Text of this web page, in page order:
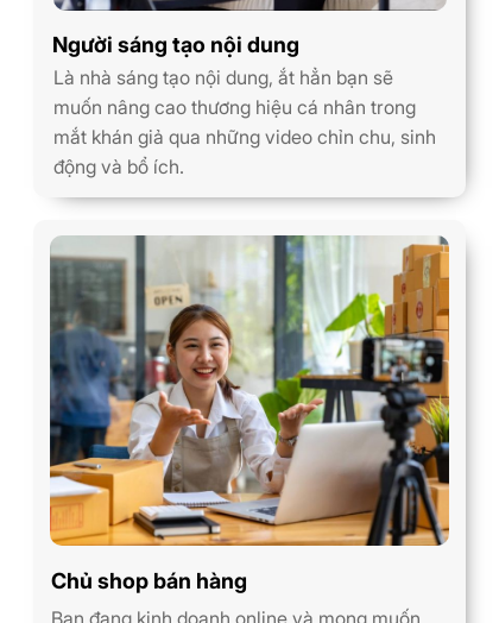
Người sáng tạo nội dung
Là nhà sáng tạo nội dung, ắt hẳn bạn sẽ
muốn nâng cao thương hiệu cá nhân trong
mắt khán giả qua những video chỉn chu, sinh
động và bổ ích.
Chủ shop bán hàng